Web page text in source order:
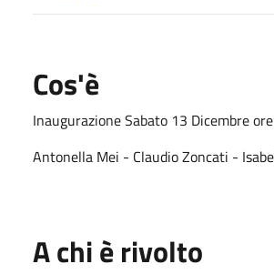
Cos'è
Inaugurazione Sabato 13 Dicembre
Antonella Mei - Claudio Zoncati -
A chi è rivolto